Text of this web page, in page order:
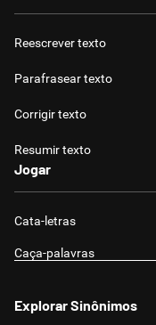
Reescrever texto
Parafrasear texto
Corrigir texto
Resumir texto
Jogar
Cata-letras
Caça-palavras
Explorar Sinônimos